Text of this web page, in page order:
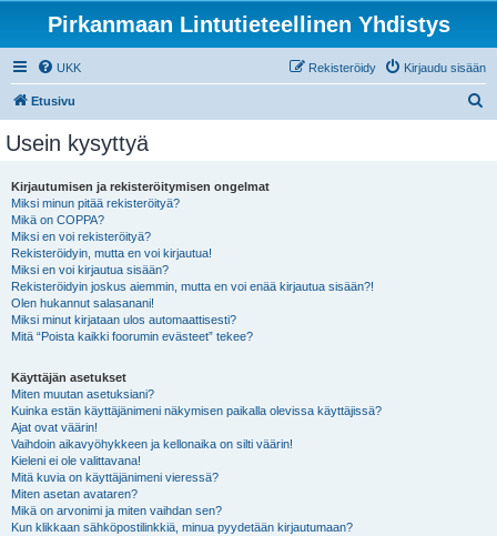
Pirkanmaan Lintutieteellinen Yhdistys
UKK Kirjaudu sisään
Rekisteröidy
Etusivu
Usein kysyttyä
Kirjautumisen ja rekisteröitymisen ongelmat
Miksi minun pitää rekisteröityä?
Mikä on COPPA?
Miksi en voi rekisteröityä?
Rekisteröidyin, mutta en voi kirjautua!
Miksi en voi kirjautua sisään?
Rekisteröidyin joskus aiemmin, mutta en voi enää kirjautua sisään?!
Olen hukannut salasanani!
Miksi minut kirjataan ulos automaattisesti?
Mitä “Poista kaikki foorumin evästeet” tekee?
Käyttäjän asetukset
Miten muutan asetuksiani?
Kuinka estän käyttäjänimeni näkymisen paikalla olevissa käyttäjissä?
Ajat ovat väärin!
Vaihdoin aikavyöhykkeen ja kellonaika on silti väärin!
Kieleni ei ole valittavana!
Mitä kuvia on käyttäjänimeni vieressä?
Miten asetan avataren?
Mikä on arvonimi ja miten vaihdan sen?
Kun klikkaan sähköpostilinkkiä, minua pyydetään kirjautumaan?